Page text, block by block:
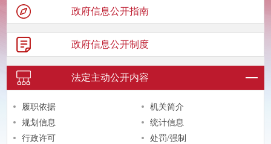
政府信息公开指南
政府信息公开制度
法定主动公开内容
履职依据
机关简介
规划信息
统计信息
行政许可
处罚/强制